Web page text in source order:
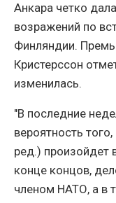
Анкара четко
возражений по
Финляндии.
Кристерссон
изменилась.
"В последние
вероятность
ред.) произойдет
конце концов,
членом НАТО, а в